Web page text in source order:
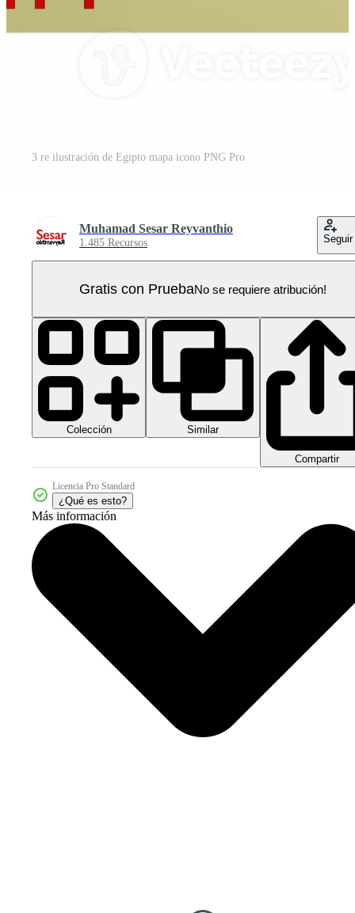
3 re ilustración de Egipto mapa icono PNG Pro
Muhamad Sesar Reyvanthio
1.485 Recursos Seguir
Gratis con PruebaNo se requiere atribución!
Colección Similar
Compartir
Licencia Pro Standard
¿Qué es esto?
Más información